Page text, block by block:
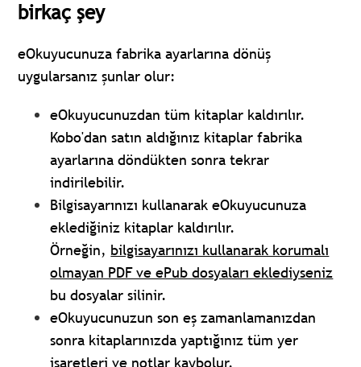
birkaç şey
eOkuyucunuza fabrika ayarlarına dönüş
uygularsanız şunlar olur:
eOkuyucunuzdan tüm kitaplar kaldırılır.
Kobo'dan satın aldığınız kitaplar fabrika
ayarlarına döndükten sonra tekrar
indirilebilir.
Bilgisayarınızı kullanarak eOkuyucunuza
eklediğiniz kitaplar kaldırılır.
Örneğin, bilgisayarınızı kullanarak korumalı
olmayan PDF ve ePub dosyaları eklediyseniz
bu dosyalar silinir.
eOkuyucunuzun son eş zamanlamanızdan
sonra kitaplarınızda yaptığınız tüm yer
işaretleri ve notlar kaybolur.